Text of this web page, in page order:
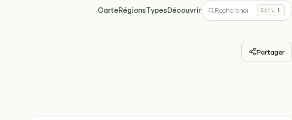
CarteRégionsTypesDécouvrir Ctrl F
Partager